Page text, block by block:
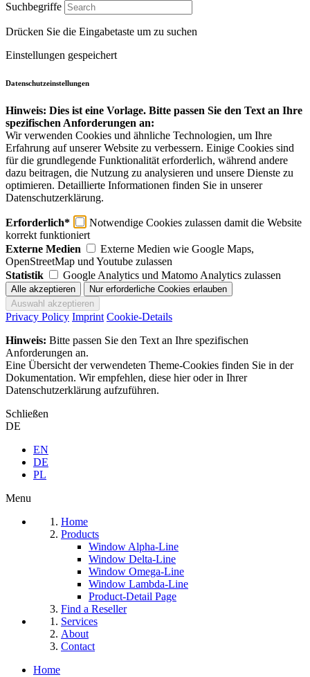
Suchbegriffe
Drücken Sie die Eingabetaste um zu suchen
Einstellungen gespeichert
Datenschutzeinstellungen
Hinweis: Dies ist eine Vorlage. Bitte passen Sie den Text an Ihre
spezifischen Anforderungen an:
Wir verwenden Cookies und ähnliche Technologien, um Ihre
Erfahrung auf unserer Website zu verbessern. Einige Cookies sind
für die grundlegende Funktionalität erforderlich, während andere
dazu beitragen, die Nutzung zu analysieren und unsere Dienste zu
optimieren. Detaillierte Informationen finden Sie in unserer
Datenschutzerklärung.
Erforderlich*
Notwendige Cookies zulassen damit die Website
korrekt funktioniert
Externe Medien
Externe Medien wie Google Maps,
OpenStreetMap und Youtube zulassen
Statistik
Google Analytics und Matomo Analytics zulassen
Privacy Policy Imprint Cookie-Details
Hinweis: Bitte passen Sie den Text an Ihre spezifischen
Anforderungen an.
Eine Übersicht der verwendeten Theme-Cookies finden Sie in der
Dokumentation. Wir empfehlen, diese hier oder in Ihrer
Datenschutzerklärung aufzuführen.
Schließen
DE
EN
DE
PL
Menu
Home
Products
Window Alpha-Line
Window Delta-Line
Window Omega-Line
Window Lambda-Line
Product-Detail Page
Find a Reseller
Services
About
Contact
Home